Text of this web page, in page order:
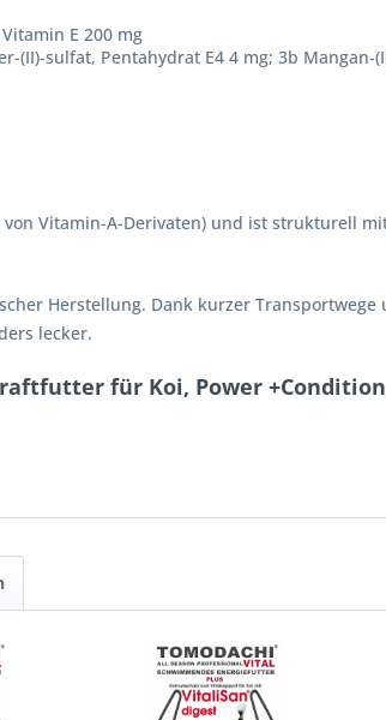
E 200 mg
(II)-sulfat, Pentahydrat E4 4 mg; 3b Mangan-
Vitamin-A-Derivaten) und ist strukturell
Herstellung. Dank kurzer
lecker.
für Koi, Power